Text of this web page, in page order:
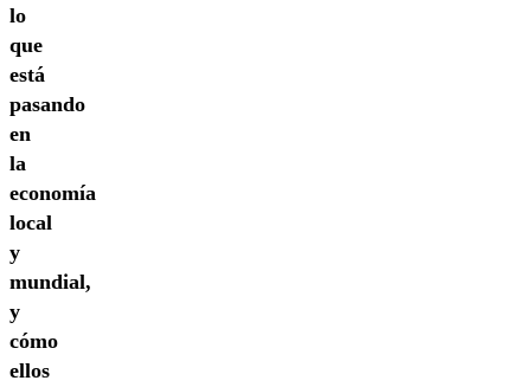
lo
que
está
pasando
en
la
economía
local
y
mundial,
y
cómo
ellos